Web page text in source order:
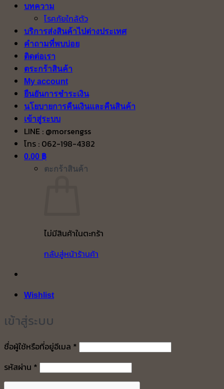
บทความ
โรคภัยใกล้ตัว
บริการส่งสินค้าไปต่างประเทศ
คำถามที่พบบ่อย
ติดต่อเรา
ตระกร้าสินค้า
My account
ยืนยันการชำระเงิน
นโยบายการคืนเงินและคืนสินค้า
เข้าสู่ระบบ
LINE : @morsengss
โทร : 062-198-4382
0.00 ฿
ตะกร้าสินค้า
ไม่มีสินค้าในตะกร้า
กลับสู่หน้าร้านค้า
Wishlist
เข้าสู่ระบบ
ชื่อผู้ใช้หรือที่อยู่อีเมล * ต้องการ
รหัสผ่าน * ต้องการ